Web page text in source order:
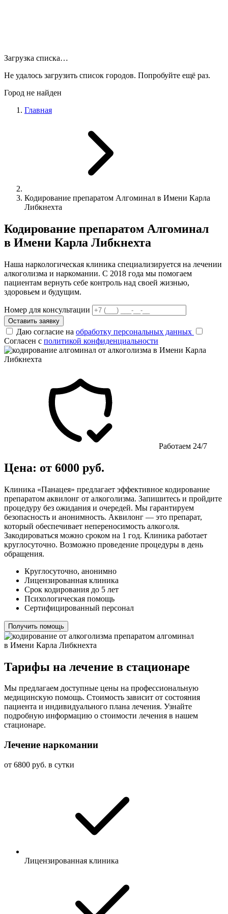
Загрузка списка…
Не удалось загрузить список городов. Попробуйте ещё раз.
Город не найден
Главная
Кодирование препаратом Алгоминал в Имени Карла
Либкнехта
Кодирование препаратом Алгоминал
в Имени Карла Либкнехта
Наша наркологическая клиника специализируется на лечении
алкоголизма и наркомании. С 2018 года мы помогаем
пациентам вернуть себе контроль над своей жизнью,
здоровьем и будущим.
Номер для консультации
Оставить заявку
Даю согласие на обработку персональных данных
Согласен с политикой конфиденциальности
Работаем 24/7
Цена: от 6000 руб.
Клиника «Панацея» предлагает эффективное кодирование
препаратом аквилонг от алкоголизма. Запишитесь и пройдите
процедуру без ожидания и очередей. Мы гарантируем
безопасность и анонимность. Аквилонг — это препарат,
который обеспечивает непереносимость алкоголя.
Закодироваться можно сроком на 1 год. Клиника работает
круглосуточно. Возможно проведение процедуры в день
обращения.
Круглосуточно, анонимно
Лицензированная клиника
Срок кодирования до 5 лет
Психологическая помощь
Сертифицированный персонал
Получить помощь
Тарифы на лечение в стационаре
Мы предлагаем доступные цены на профессиональную
медицинскую помощь. Стоимость зависит от состояния
пациента и индивидуального плана лечения. Узнайте
подробную информацию о стоимости лечения в нашем
стационаре.
Лечение наркомании
от 6800 руб. в сутки
Лицензированная клиника